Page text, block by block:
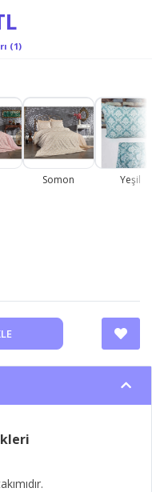
(1)
Somon Yeşil